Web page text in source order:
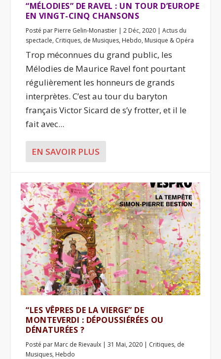
“MÉLODIES” DE RAVEL : UN TOUR D’EUROPE
EN VINGT-CINQ CHANSONS
Posté par Pierre Gelin-Monastier |2 Déc, 2020 |Actus du
spectacle, Critiques, de Musiques, Hebdo, Musique & Opéra
Trop méconnues du grand public, les
Mélodies de Maurice Ravel font pourtant
régulièrement les honneurs de grands
interprètes. C’est au tour du baryton
français Victor Sicard de s’y frotter, et il le
fait avec...
EN SAVOIR PLUS
“LES VÊPRES DE LA VIERGE” DE
MONTEVERDI : DÉPOUSSIÉRÉES OU
DÉNATURÉES ?
Posté par Marc de Rievaulx |31 Mai, 2020 | Critiques, de
Musiques, Hebdo